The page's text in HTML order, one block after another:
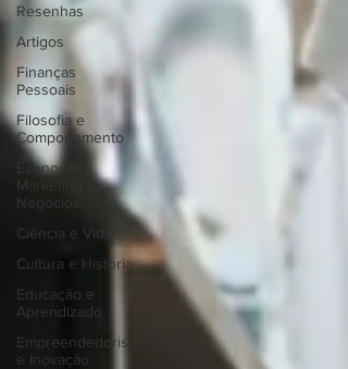
Resenhas
Artigos
Finanças
Pessoais
Filosofia e
Comportamento
Economia,
Marketing e
Negócios
Ciência e Vida
Cultura e História
Educação e
Aprendizado
Empreendedorismo
e Inovação